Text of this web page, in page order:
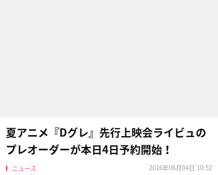
夏アニメ『Dグレ』先行上映会ライビュの
プレオーダーが本日4日予約開始！
ニュース 2016年06月04日 10:52